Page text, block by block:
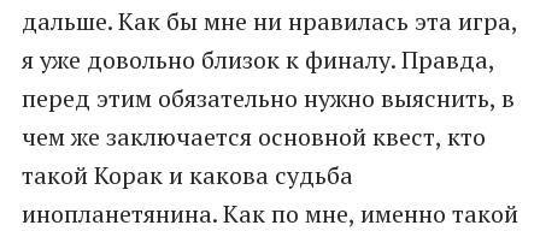
дальше. Как бы мне ни нравилась эта игра,
я уже довольно близок к финалу. Правда,
перед этим обязательно нужно выяснить, в
чем же заключается основной квест, кто
такой Корак и какова судьба
инопланетянина. Как по мне, именно такой